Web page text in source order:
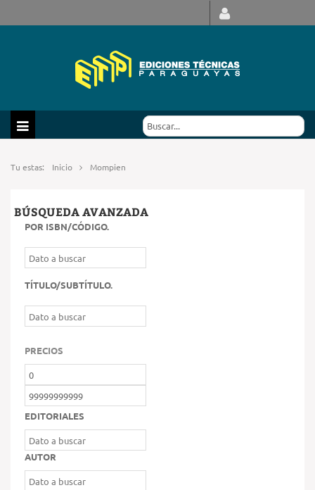
Tu estas: Inicio Mompien
BÚSQUEDA AVANZADA
POR ISBN/CÓDIGO.
TÍTULO/SUBTÍTULO.
PRECIOS
EDITORIALES
AUTOR